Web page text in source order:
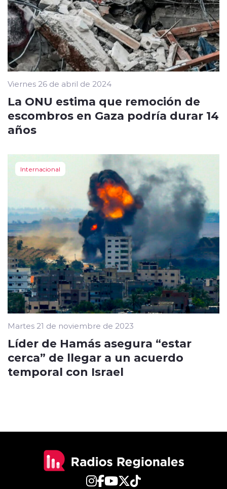
Viernes 26 de abril de 2024
La ONU estima que remoción de
escombros en Gaza podría durar 14
años
Internacional
Martes 21 de noviembre de 2023
Líder de Hamás asegura “estar
cerca” de llegar a un acuerdo
temporal con Israel